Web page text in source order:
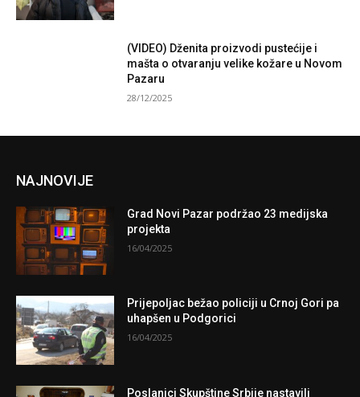
(VIDEO) Dženita proizvodi pustećije i
mašta o otvaranju velike kožare u Novom
Pazaru
28/12/2025
NAJNOVIJE
Grad Novi Pazar podržao 23 medijska
projekta
16/04/2025
Prijepoljac bežao policiji u Crnoj Gori pa
uhapšen u Podgorici
16/04/2025
Poslanici Skupštine Srbije nastavili